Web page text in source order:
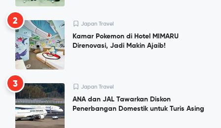
2 Japan Travel
Kamar Pokemon di Hotel MIMARU
Direnovasi, Jadi Makin Ajaib!
3 Japan Travel
ANA dan JAL Tawarkan Diskon
Penerbangan Domestik untuk Turis Asing